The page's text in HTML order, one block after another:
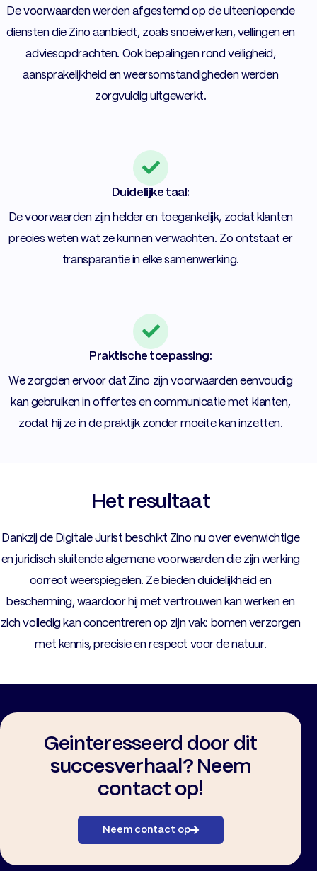
De voorwaarden werden afgestemd op de uiteenlopende
diensten die Zino aanbiedt, zoals snoeiwerken, vellingen en
adviesopdrachten. Ook bepalingen rond veiligheid,
aansprakelijkheid en weersomstandigheden werden
zorgvuldig uitgewerkt.
Duidelijke taal:
De voorwaarden zijn helder en toegankelijk, zodat klanten
precies weten wat ze kunnen verwachten. Zo ontstaat er
transparantie in elke samenwerking.
Praktische toepassing:
We zorgden ervoor dat Zino zijn voorwaarden eenvoudig
kan gebruiken in offertes en communicatie met klanten,
zodat hij ze in de praktijk zonder moeite kan inzetten.
Het resultaat
Dankzij de Digitale Jurist beschikt Zino nu over evenwichtige
en juridisch sluitende algemene voorwaarden die zijn werking
correct weerspiegelen. Ze bieden duidelijkheid en
bescherming, waardoor hij met vertrouwen kan werken en
zich volledig kan concentreren op zijn vak: bomen verzorgen
met kennis, precisie en respect voor de natuur.
Geinteresseerd door dit
succesverhaal? Neem
contact op!
Neem contact op